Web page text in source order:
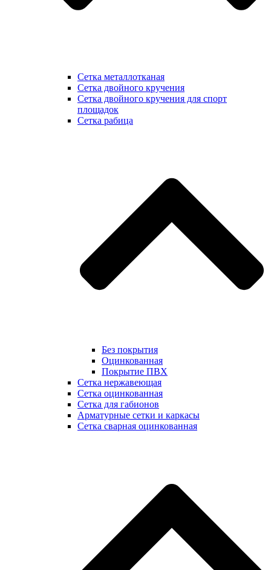
Сетка металлотканая
Сетка двойного кручения
Сетка двойного кручения для спорт
площадок
Сетка рабица
Без покрытия
Оцинкованная
Покрытие ПВХ
Сетка нержавеющая
Сетка оцинкованная
Сетка для габионов
Арматурные сетки и каркасы
Сетка сварная оцинкованная